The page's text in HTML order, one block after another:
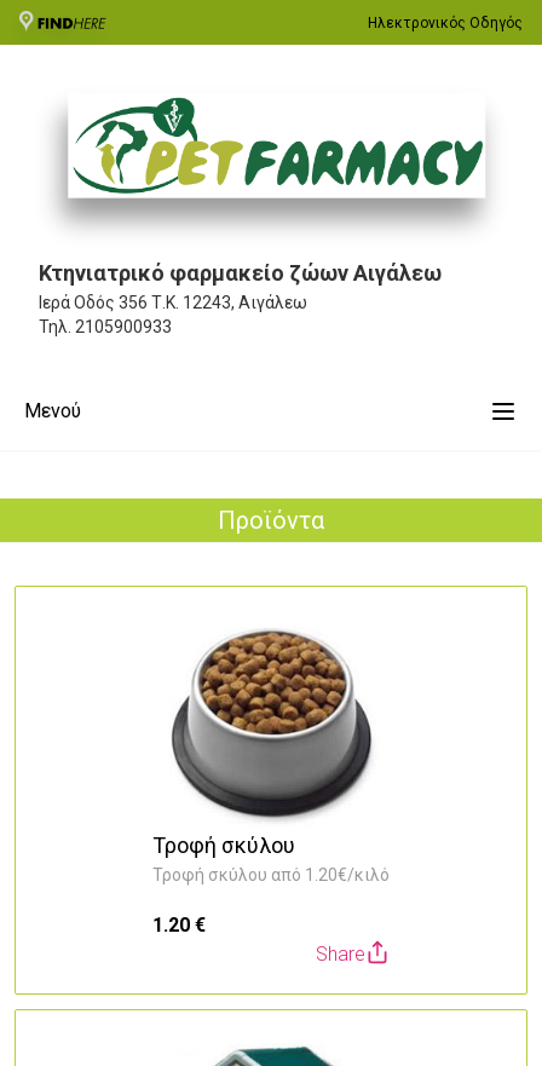
Ηλεκτρονικός Οδηγός
Κτηνιατρικό φαρμακείο ζώων Αιγάλεω
Ιερά Οδός 356 Τ.Κ. 12243, Αιγάλεω
Τηλ. 2105900933
Μενού
Προϊόντα
Τροφή σκύλου
Τροφή σκύλου από 1.20€/κιλό
1.20 €
Share